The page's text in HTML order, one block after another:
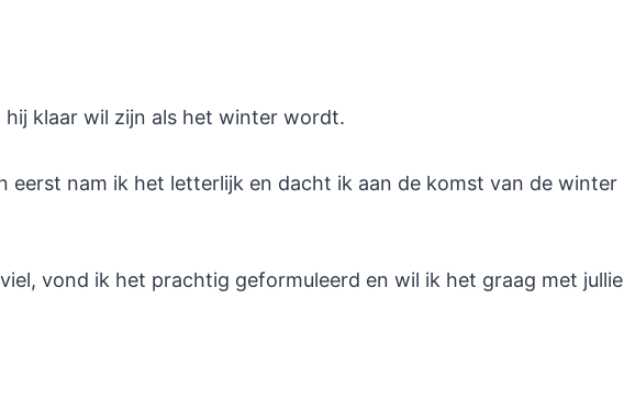
klaar wil zijn als het winter wordt.
eerst nam ik het letterlijk en dacht ik aan de komst van de winter
vond ik het prachtig geformuleerd en wil ik het graag met jullie